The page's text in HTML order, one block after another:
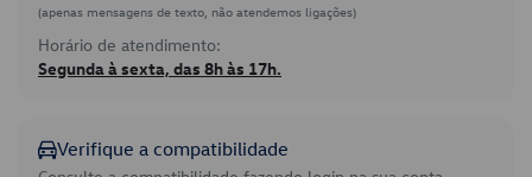
(apenas mensagens de texto, não atendemos ligações)
Horário de atendimento:
Segunda à sexta, das 8h às 17h.
Verifique a compatibilidade